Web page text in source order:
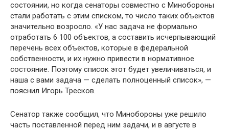
состоянии, но когда сенаторы совместно с Минобороны
стали работать с этим списком, то число таких объектов
значительно возросло. «У нас задача не формально
отработать 6 100 объектов, а составить исчерпывающий
перечень всех объектов, которые в федеральной
собственности, и их нужно привести в нормативное
состояние. Поэтому список этот будет увеличиваться, и
наша с вами задача — сделать полноценный список», —
пояснил Игорь Тресков.
Сенатор также сообщил, что Минобороны уже решило
часть поставленной перед ним задачи, и в августе в